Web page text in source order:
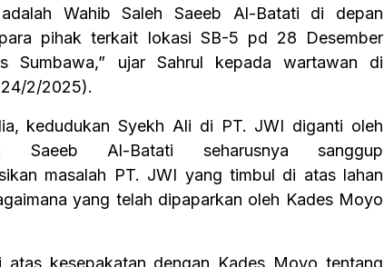
Wahib Saleh Saeeb Al-Batati di depan
pihak terkait lokasi SB-5 pd 28 Desember
Sumbawa,” ujar Sahrul kepada wartawan di
2/2025).
kedudukan Syekh Ali di PT. JWI diganti oleh
Saeeb Al-Batati seharusnya sanggup
masalah PT. JWI yang timbul di atas lahan
yang telah dipaparkan oleh Kades Moyo